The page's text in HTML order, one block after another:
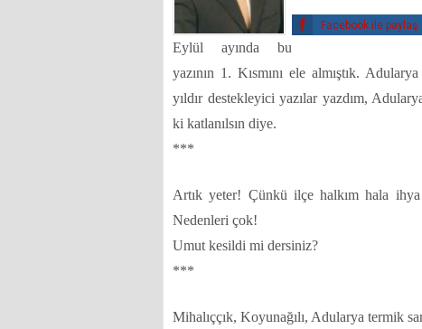
Facebook ile paylaş
Eylül ayında bu
yazının 1. Kısmını ele almıştık.
yıldır destekleyici yazılar yazdım,
ki katlanılsın diye.
***
Artık yeter! Çünkü ilçe halkım hala
Nedenleri çok!
Umut kesildi mi dersiniz?
***
Mihalıççık, Koyunağılı, Adularya termik